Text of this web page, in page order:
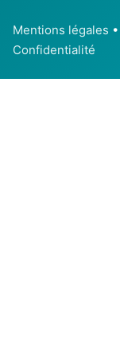
Mentions légales •
Confidentialité